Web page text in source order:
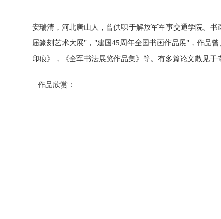
安瑞清，河北唐山人，曾供职于解放军军事交通学院。
届篆刻艺术大展"，"建国45周年全国书画作品展"，作品
印痕》，《全军书法展览作品集》等。有多篇论文散见于
作品欣赏：